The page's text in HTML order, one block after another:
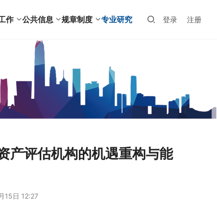
作 公共信息 规章制度 专业研究 登录 注册
产评估机构的机遇重构与能
15日 12:27